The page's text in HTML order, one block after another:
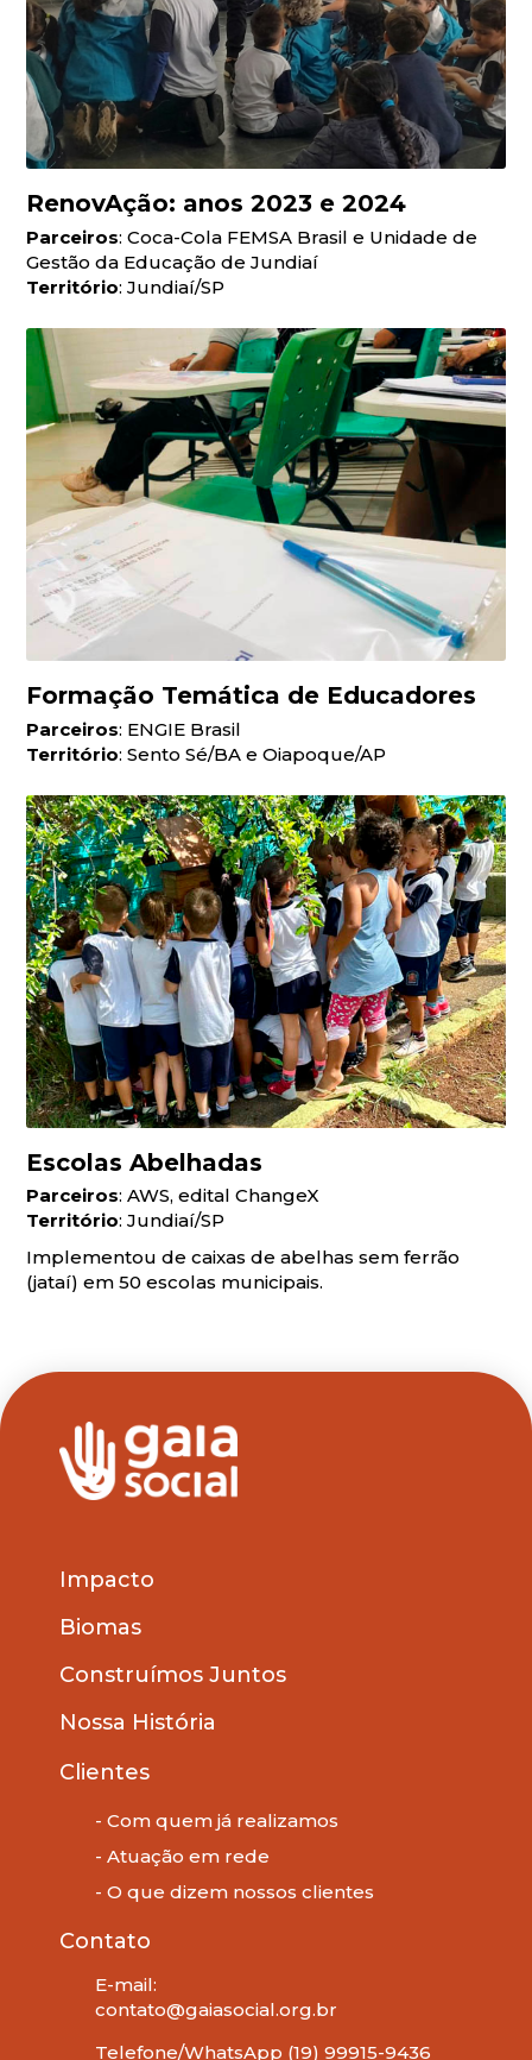
RenovAção: anos 2023 e 2024
Parceiros: Coca-Cola FEMSA Brasil e Unidade de
Gestão da Educação de Jundiaí
Território: Jundiaí/SP
Formação Temática de Educadores
Parceiros: ENGIE Brasil
Território: Sento Sé/BA e Oiapoque/AP
Escolas Abelhadas
Parceiros: AWS, edital ChangeX
Território: Jundiaí/SP
Implementou de caixas de abelhas sem ferrão
(jataí) em 50 escolas municipais.
Impacto
Biomas
Construímos Juntos
Nossa História
Clientes
- Com quem já realizamos
- Atuação em rede
- O que dizem nossos clientes
Contato
E-mail:
contato@gaiasocial.org.br
Telefone/WhatsApp (19) 99915-9436